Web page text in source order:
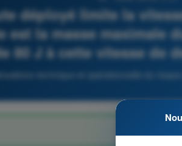
déployé limite la
est la masse maximale
80 J à cette vitesse de
technique et opérationnelle du